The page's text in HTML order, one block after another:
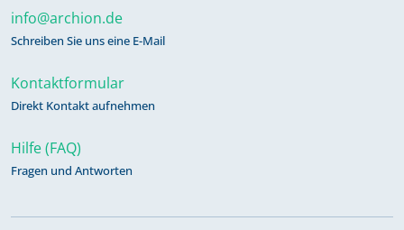
info@archion.de
Schreiben Sie uns eine E-Mail
Kontaktformular
Direkt Kontakt aufnehmen
Hilfe (FAQ)
Fragen und Antworten